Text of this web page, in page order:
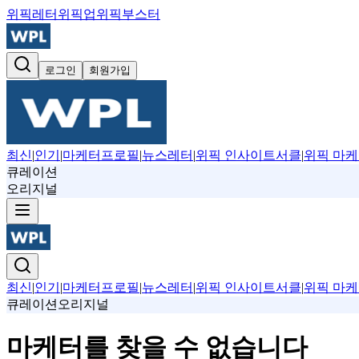
위픽레터 위픽업위픽부스터
로그인 회원가입
최신|인기 |마케터프로필|뉴스레터 |위픽 인사이트서클|위픽 마케
큐레이션
오리지널
최신|인기 |마케터프로필|뉴스레터 |위픽 인사이트서클|위픽 마케
큐레이션 오리지널
마케터를 찾을 수 없습니다